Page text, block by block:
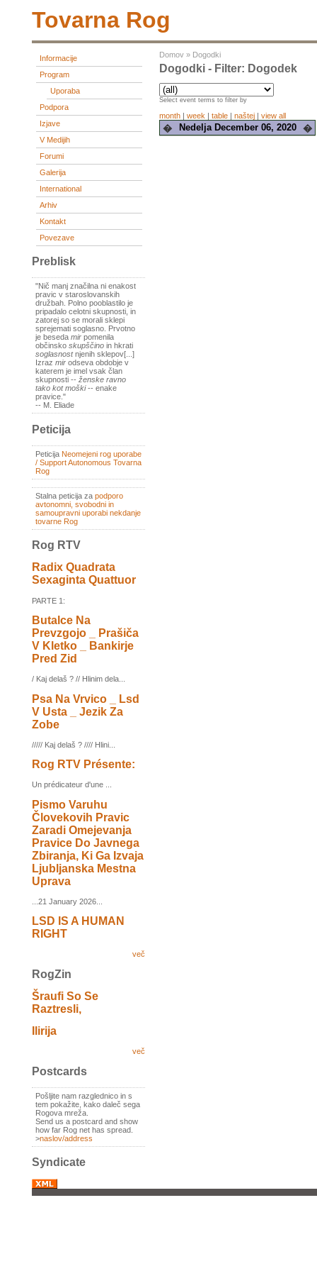
Tovarna Rog
Informacije
Program
Uporaba
Podpora
Izjave
V Medijih
Forumi
Galerija
International
Arhiv
Kontakt
Povezave
Preblisk
"Nič manj značilna ni enakost
pravic v staroslovanskih
družbah. Polno pooblastilo je
pripadalo celotni skupnosti, in
zatorej so se morali sklepi
sprejemati soglasno. Prvotno
je beseda mir pomenila
občinsko skupščino in hkrati
soglasnostnjenih sklepov[...]
Izraz mir odseva obdobje v
katerem je imel vsak član
skupnosti -- ženske ravno
tako kot moški-- enake
pravice."
-- M. Eliade
Peticija
Peticija Neomejeni rog uporabe
/ Support Autonomous Tovarna
Rog
Stalna peticija za podporo
avtonomni, svobodni in
samoupravni uporabi nekdanje
tovarne Rog
Rog RTV
Radix Quadrata
Sexaginta Quattuor
PARTE 1:
Butalce Na
Prevzgojo _ Prašiča
V Kletko _ Bankirje
Pred Zid
/ Kaj delaš ? // Hlinim dela...
Psa Na Vrvico _ Lsd
V Usta _ Jezik Za
Zobe
///// Kaj delaš ? //// Hlini...
Rog RTV Présente:
Un prédicateur d'une ...
Pismo Varuhu
Človekovih Pravic
Zaradi Omejevanja
Pravice Do Javnega
Zbiranja, Ki Ga Izvaja
Ljubljanska Mestna
Uprava
...21 January 2026...
LSD IS A HUMAN
RIGHT
več
RogZin
Šraufi So Se
Raztresli,
Ilirija
več
Postcards
Pošljite nam razglednico in s
tem pokažite, kako daleč sega
Rogova mreža.
Send us a postcard and show
how far Rog net has spread.
>naslov/address
Syndicate
Domov » Dogodki
Dogodki - Filter: Dogodek
Select event terms to filter by
month | week | table | naštej | view all
� Nedelja December 06, 2020 �